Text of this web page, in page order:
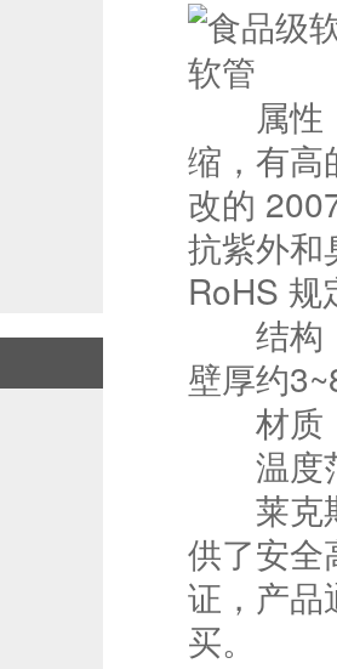
属性：
缩，有高
改的
抗紫外和
RoHS 规
结构：
壁厚约
材质：
温度范
莱克斯
供了安全
证，产品
买。